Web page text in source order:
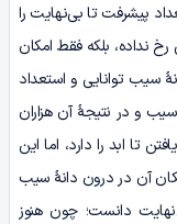
پیشرفت تا بی‌نهایت را
نداده، بلکه فقط امکان
سیب توانایی و استعداد
و در نتیجۀ آن هزاران
تا ابد را دارد، اما این
آن در درون دانۀ سیب
دانست؛ چون هنوز